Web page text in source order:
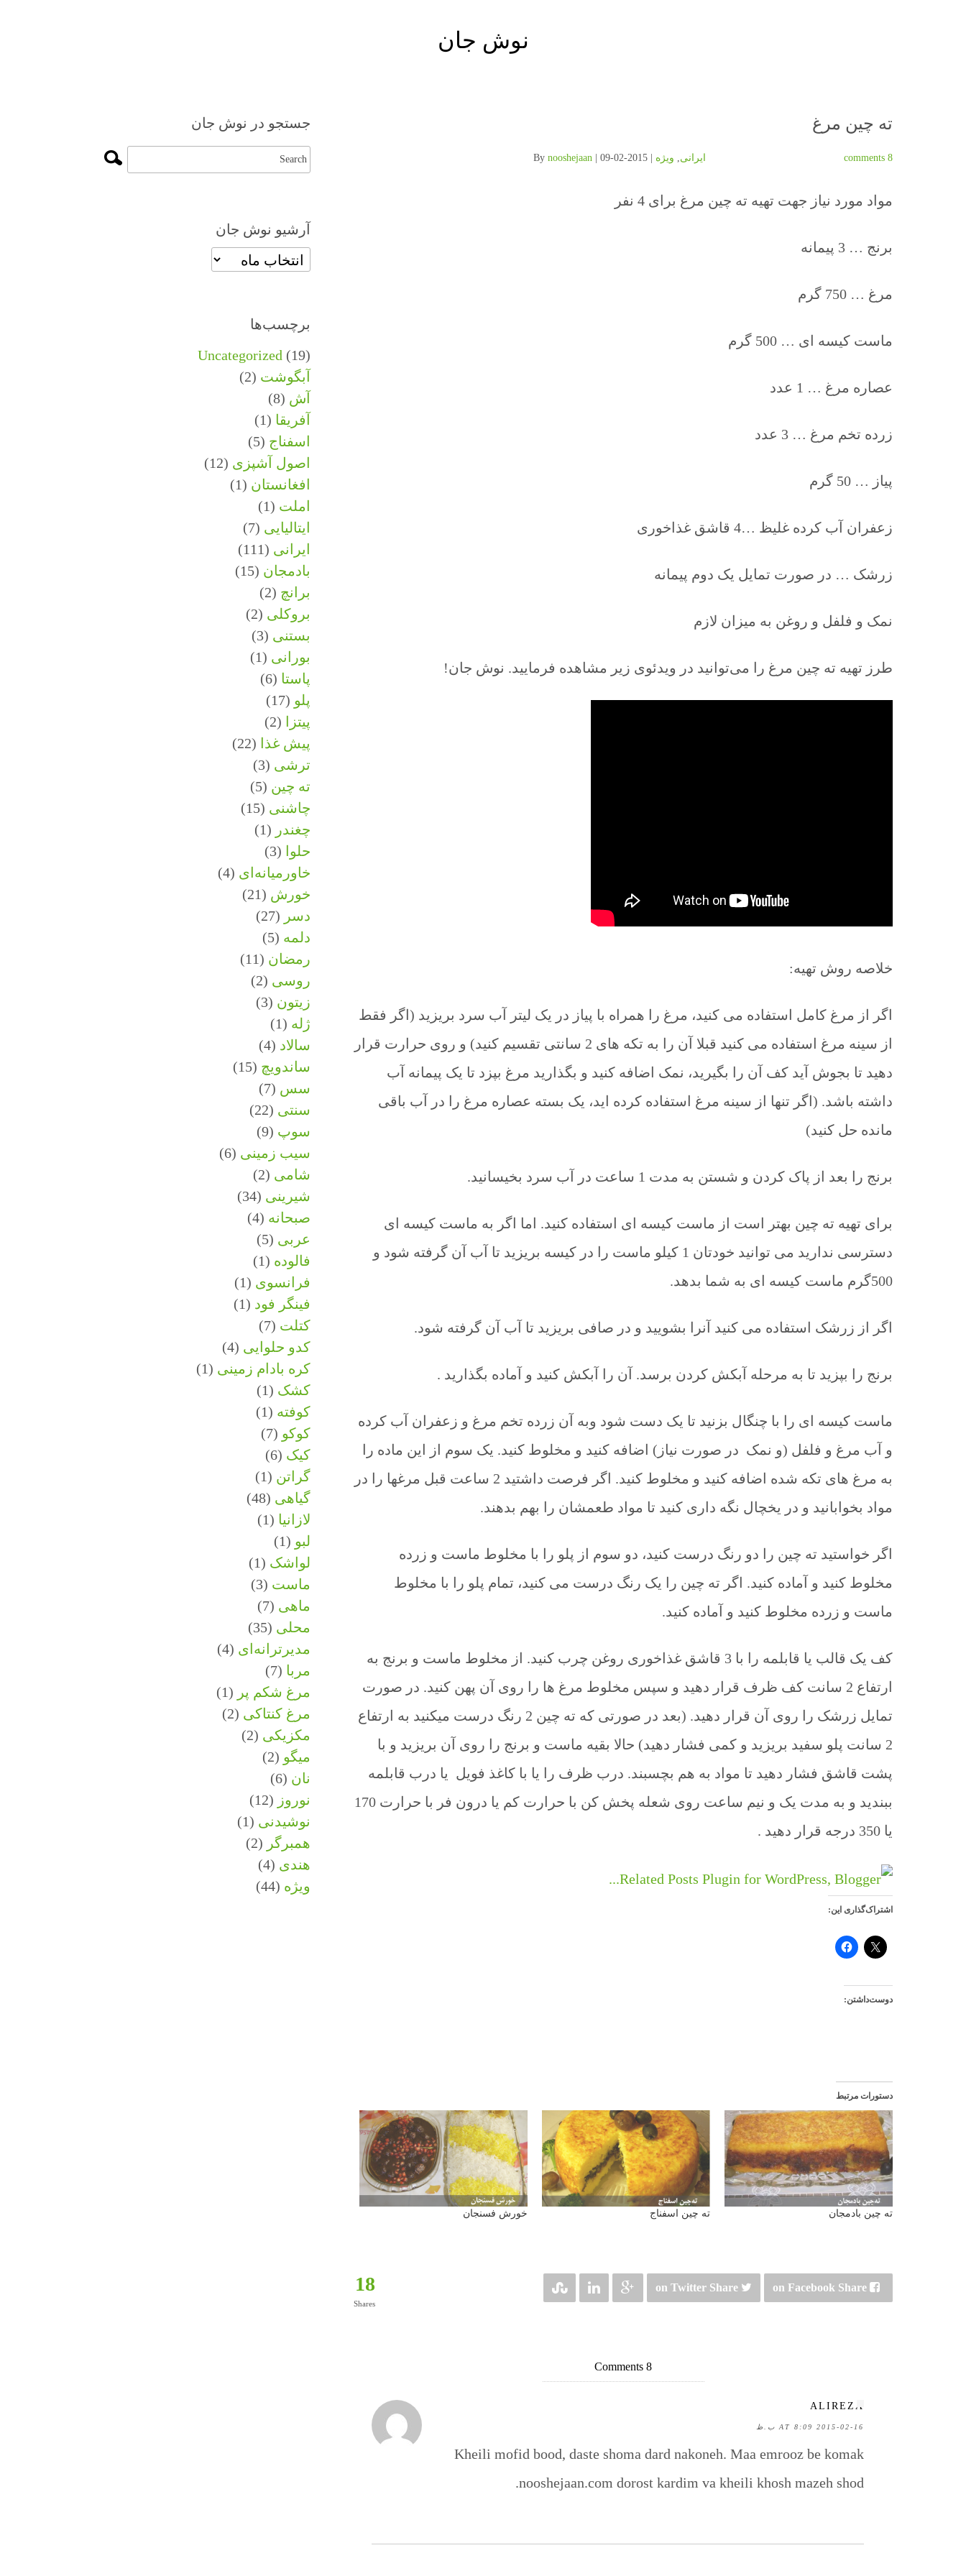
نوش جان
ته چین مرغ
ایرانی, ویژه | 2015-02-09 | By
nooshejaan 8 comments
مواد مورد نیاز جهت تهیه ته چین مرغ برای 4 نفر
برنج … 3 پیمانه
مرغ … 750 گرم
ماست کیسه ای … 500 گرم
عصاره مرغ … 1 عدد
زرده تخم مرغ … 3 عدد
پیاز … 50 گرم
زعفران آب کرده غلیظ …4 قاشق غذاخوری
زرشک … در صورت تمایل یک دوم پیمانه
نمک و فلفل و روغن به میزان لازم
طرز تهیه ته چین مرغ را می‌توانید در ویدئوی زیر مشاهده فرمایید. نوش جان!
خلاصه روش تهیه:
اگر از مرغ کامل استفاده می کنید، مرغ را همراه با پیاز در یک لیتر آب سرد بریزید (اگر فقط
از سینه مرغ استفاده می کنید قبلا آن را به تکه های 2 سانتی تقسیم کنید) و روی حرارت قرار
دهید تا بجوش آید کف آن را بگیرید، نمک اضافه کنید و بگذارید مرغ بپزد تا یک پیمانه آب
داشته باشد. (اگر تنها از سینه مرغ استفاده کرده اید، یک بسته عصاره مرغ را در آب باقی
مانده حل کنید)
برنج را بعد از پاک کردن و شستن به مدت 1 ساعت در آب سرد بخیسانید.
برای تهیه ته چین بهتر است از ماست کیسه ای استفاده کنید. اما اگر به ماست کیسه ای
دسترسی ندارید می توانید خودتان 1 کیلو ماست را در کیسه بریزید تا آب آن گرفته شود و
500گرم ماست کیسه ای به شما بدهد.
اگر از زرشک استفاده می کنید آنرا بشویید و در صافی بریزید تا آب آن گرفته شود.
برنج را بپزید تا به مرحله آبکش کردن برسد. آن را آبکش کنید و آماده بگذارید .
ماست کیسه ای را با چنگال بزنید تا یک دست شود وبه آن زرده تخم مرغ و زعفران آب کرده
و آب مرغ و فلفل (و نمک در صورت نیاز) اضافه کنید و مخلوط کنید. یک سوم از این ماده را
به مرغ های تکه شده اضافه کنید و مخلوط کنید. اگر فرصت داشتید 2 ساعت قبل مرغها را در
مواد بخوابانید و در یخچال نگه داری کنید تا مواد طعمشان را بهم بدهند.
اگر خواستید ته چین را دو رنگ درست کنید، دو سوم از پلو را با مخلوط ماست و زرده
مخلوط کنید و آماده کنید. اگر ته چین را یک رنگ درست می کنید، تمام پلو را با مخلوط
ماست و زرده مخلوط کنید و آماده کنید.
کف یک قالب یا قابلمه را با 3 قاشق غذاخوری روغن چرب کنید. از مخلوط ماست و برنج به
ارتفاع 2 سانت کف ظرف قرار دهید و سپس مخلوط مرغ ها را روی آن پهن کنید. در صورت
تمایل زرشک را روی آن قرار دهید. (بعد در صورتی که ته چین 2 رنگ درست میکنید به ارتفاع
2 سانت پلو سفید بریزید و کمی فشار دهید) حالا بقیه ماست و برنج را روی آن بریزید و با
پشت قاشق فشار دهید تا مواد به هم بچسبند. درب ظرف را یا با کاغذ فویل یا درب قابلمه
ببندید و به مدت یک و نیم ساعت روی شعله پخش کن با حرارت کم یا درون فر با حرارت 170
یا 350 درجه قرار دهید .
اشتراک‌گذاری این:
دوست‌داشتن:
دستورات مرتبط
ته چین بادمجان ته چین اسفناج خورش فسنجان
18
Shares
on Facebook
on Twitter
8 Comments
ALIREZA
2015-02-16 AT 8:09 ب.ظ
Kheili mofid bood, daste shoma dard nakoneh. Maa emrooz be komak
nooshejaan.com dorost kardim va kheili khosh mazeh shod.
جستجو در نوش جان
آرشیو نوش جان
آرشیو
نوش
برچسب‌ها
Uncategorized (19)
آبگوشت (2)
آش (8)
آفریقا (1)
اسفناج (5)
اصول آشپزی (12)
افغانستان (1)
املت (1)
ایتالیایی (7)
ایرانی (111)
بادمجان (15)
برانچ (2)
بروکلی (2)
بستنی (3)
بورانی (1)
پاستا (6)
پلو (17)
پیتزا
(2)
پیش غذا (22)
ترشی (3)
ته چین (5)
چاشنی (15)
چغندر (1)
حلوا (3)
خاورمیانه‌ای (4)
خورش (21)
دسر (27)
دلمه (5)
رمضان (11)
روسی (2)
زیتون (3)
ژله (1)
سالاد (4)
ساندویچ (15)
سس (7)
سنتی (22)
سوپ (9)
سیب زمینی (6)
شامی (2)
شیرینی (34)
صبحانه (4)
عربی (5)
فالوده (1)
فرانسوی (1)
فینگر فود (1)
کتلت (7)
کدو حلوایی (4)
کره بادام زمینی (1)
کشک (1)
کوفته (1)
کوکو (7)
کیک (6)
گراتن (1)
گیاهی (48)
لازانیا (1)
لبو (1)
لواشک (1)
ماست (3)
ماهی (7)
محلی (35)
مدیرترانه‌ای (4)
مربا (7)
مرغ شکم پر (1)
مرغ کنتاکی (2)
مکزیکی (2)
میگو (2)
نان (6)
نوروز (12)
نوشیدنی (1)
همبرگر (2)
هندی (4)
ویژه (44)